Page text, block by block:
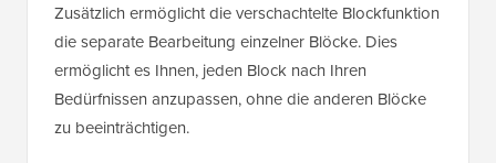
Zusätzlich ermöglicht die verschachtelte Blockfunktion
die separate Bearbeitung einzelner Blöcke. Dies
ermöglicht es Ihnen, jeden Block nach Ihren
Bedürfnissen anzupassen, ohne die anderen Blöcke
zu beeinträchtigen.